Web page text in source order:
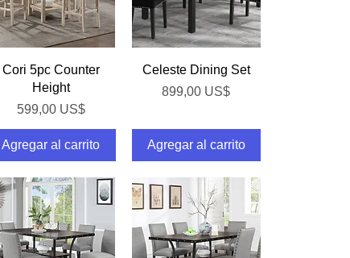
Vista rápida
Cori 5pc Counter
Height
Precio
599,00 US$
Agregar al carrito
Vista rápida
Celeste Dining Set
Precio
899,00 US$
Agregar al carrito